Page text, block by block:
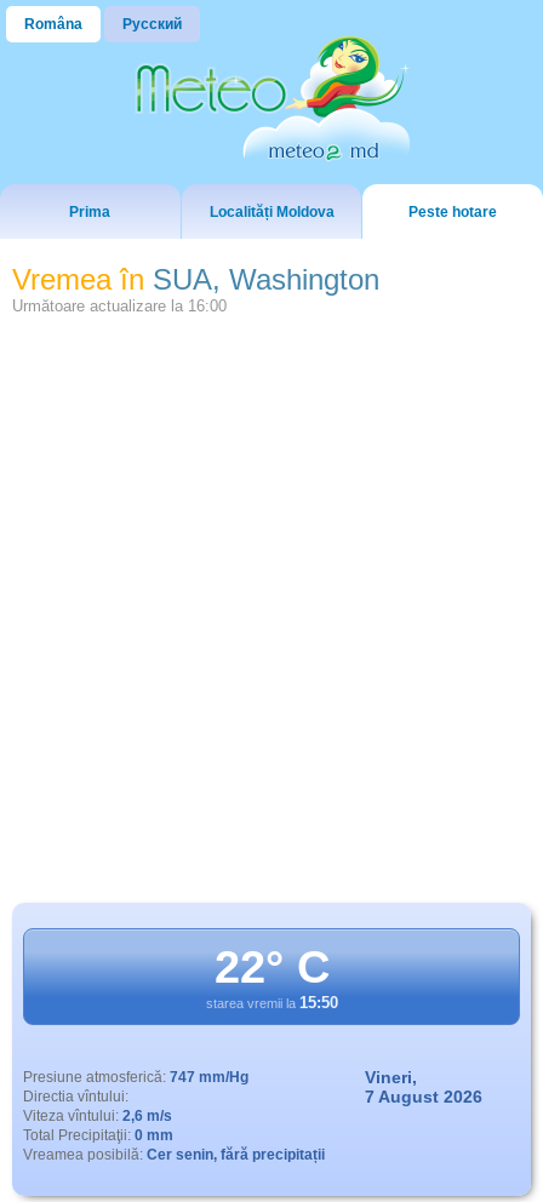
Româna Русский
Prima Localități Moldova Peste hotare
Vremea în SUA, Washington
Următoare actualizare la 16:00
22° C
starea vremii la 15:50
Presiune atmosferică: 747 mm/Hg
Directia vîntului:
Viteza vîntului: 2,6 m/s
Total Precipitaţii: 0 mm
Vreamea posibilă: Cer senin, fără precipitații
Vineri,
7 August 2026